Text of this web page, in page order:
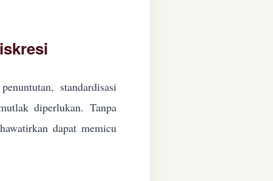
standardisasi
diperlukan. Tanpa
dapat memicu